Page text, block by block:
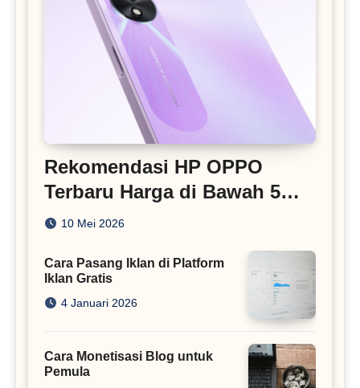
Rekomendasi HP OPPO
Terbaru Harga di Bawah 5
Juta
10 Mei 2026
Cara Pasang Iklan di Platform
Iklan Gratis
4 Januari 2026
Cara Monetisasi Blog untuk
Pemula